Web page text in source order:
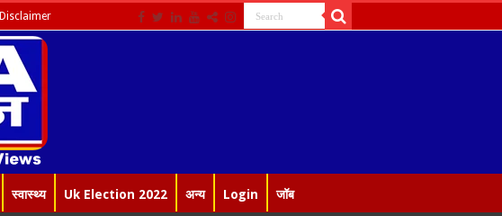
Disclaimer
स्वास्थ्य Uk Election 2022 अन्य Login जॉब